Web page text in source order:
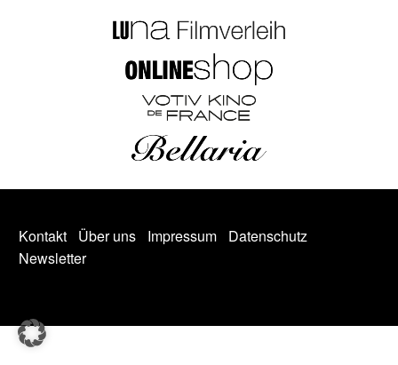
Kontakt Über uns Impressum
Datenschutz
Newsletter